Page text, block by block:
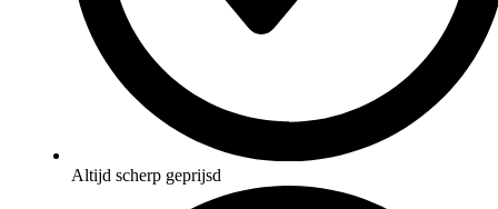
Altijd scherp geprijsd